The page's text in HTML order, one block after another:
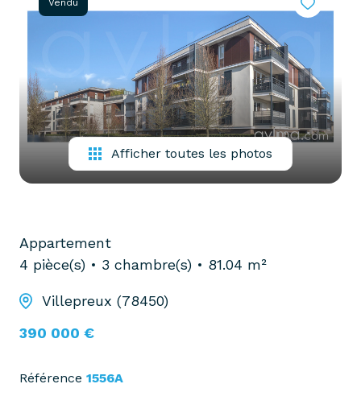
votre
recherche
acheter
pro
partenaires
vendre
mon
bien
recherche
Vendu
Afficher toutes les photos
Appartement
4 pièce(s)
3 chambre(s) 81.04 m²
Villepreux (78450)
390 000 €
Référence 1556A